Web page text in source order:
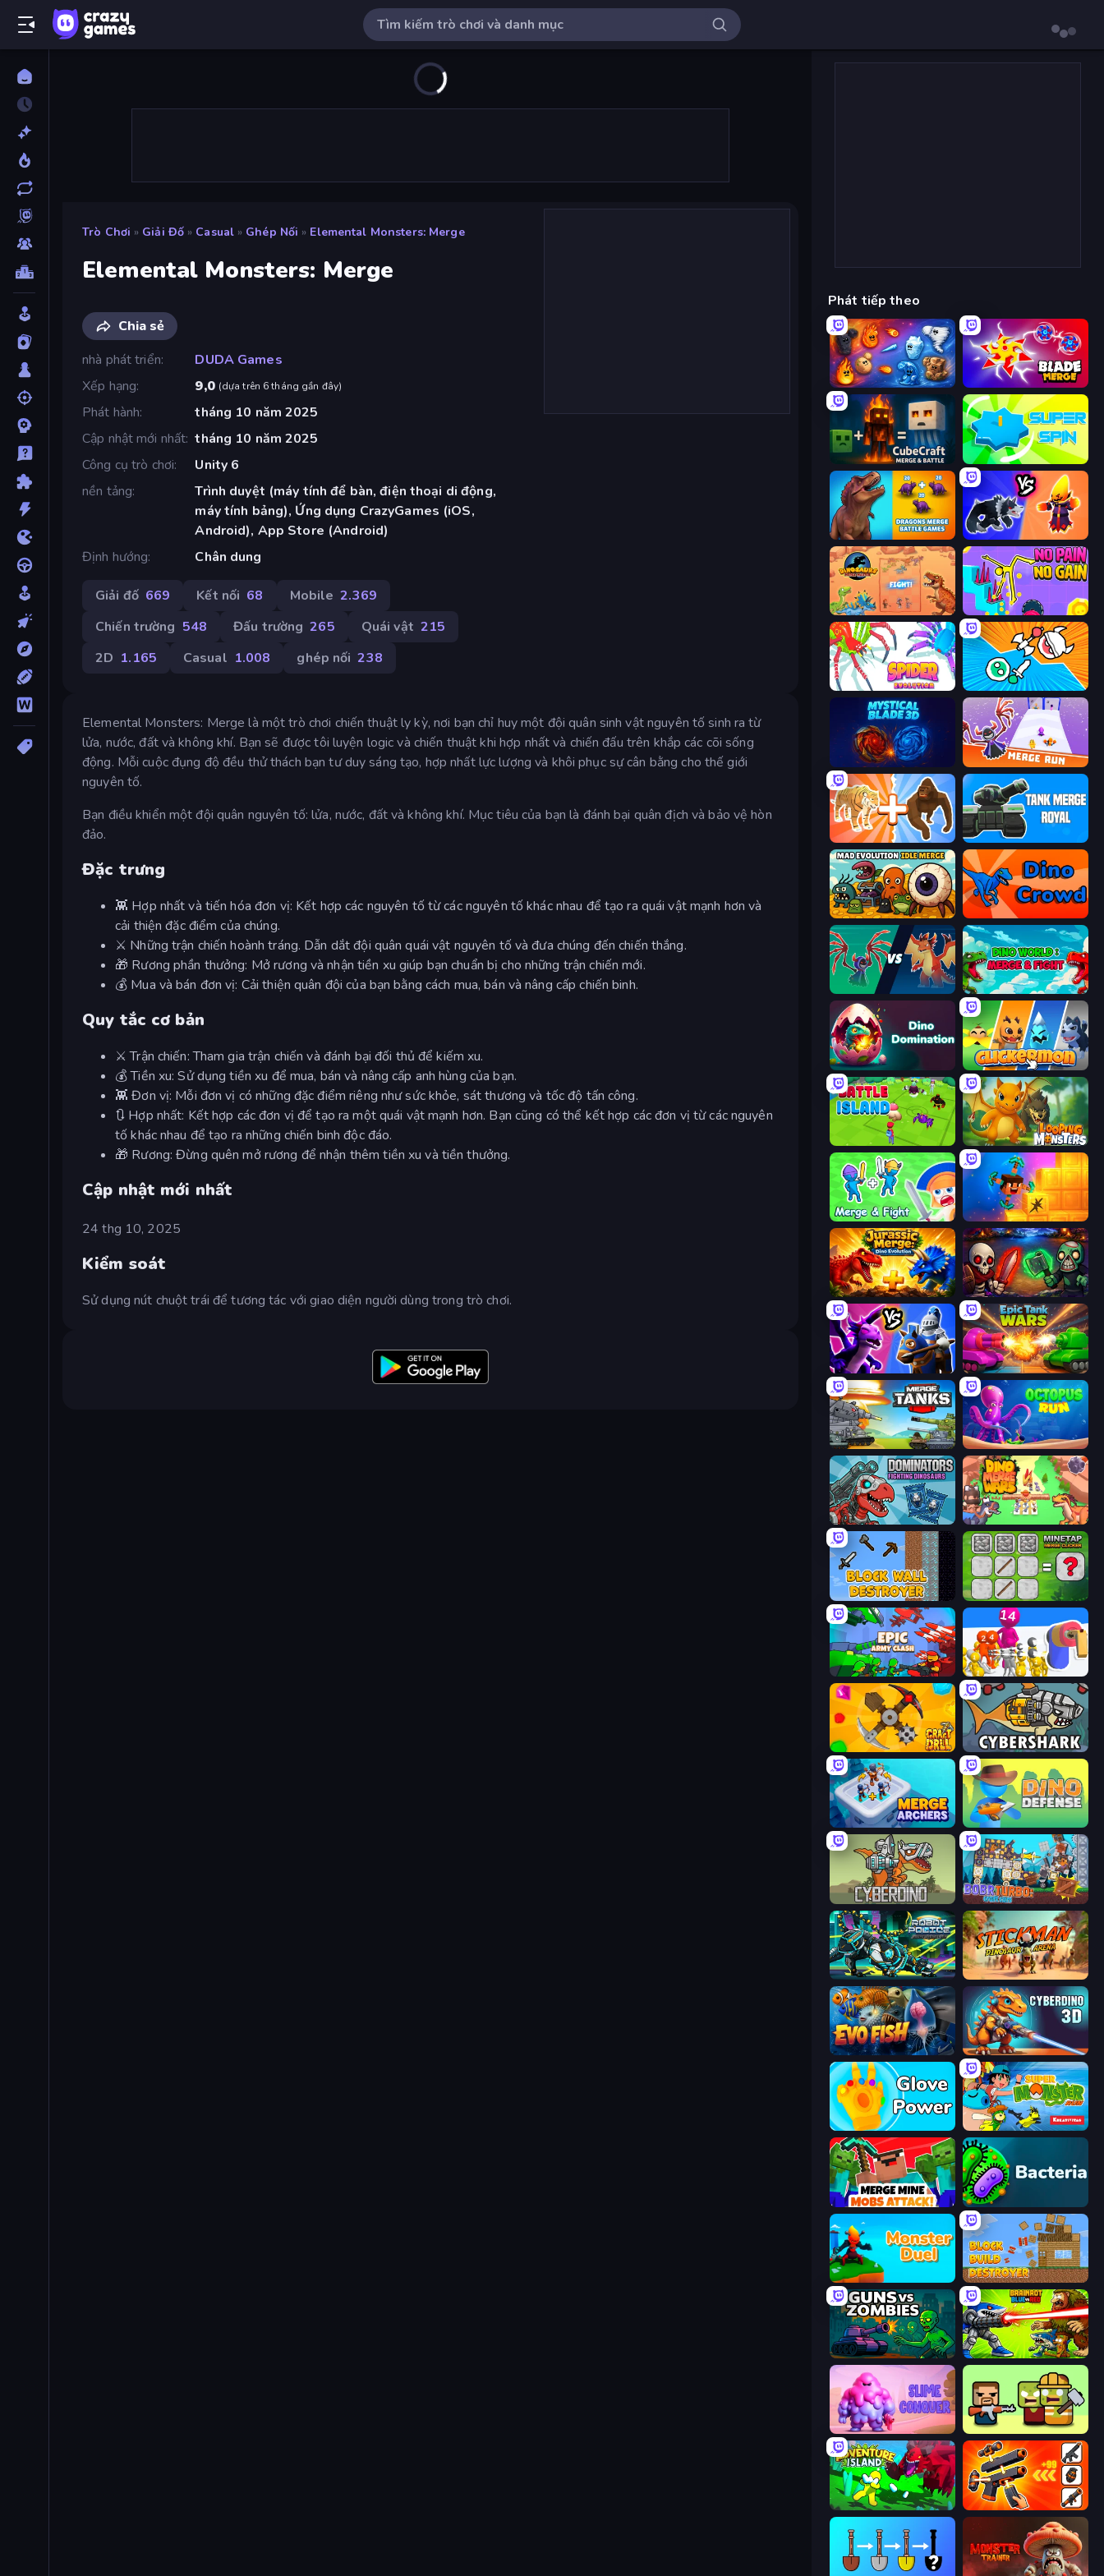
Trò Chơi » Giải Đố » Casual » Ghép Nối » Elemental Monsters: Merge
Elemental Monsters: Merge
Chia sẻ
nhà phát triển
DUDA Games
Xếp hạng
9,0 (dựa trên 6 tháng gần đây)
Phát hành
tháng 10 năm 2025
Cập nhật mới nhất tháng 10 năm 2025
Công cụ trò chơi
Unity 6
nền tảng
Trình duyệt (máy tính để bàn, điện thoại di động,
máy tính bảng), Ứng dụng CrazyGames (iOS,
Android), App Store (Android)
Định hướng
Chân dung
Giải đố 669 Kết nối 68 Mobile 2.369
Chiến trường 548 Đấu trường 265 Quái vật 215
2D 1.165 Casual 1.008 ghép nối 238
Elemental Monsters: Merge là một trò chơi chiến thuật ly kỳ, nơi bạn chỉ huy một đội quân sinh vật nguyên tố sinh ra từ
lửa, nước, đất và không khí. Bạn sẽ được tôi luyện logic và chiến thuật khi hợp nhất và chiến đấu trên khắp các cõi sống
động. Mỗi cuộc đụng độ đều thử thách bạn tư duy sáng tạo, hợp nhất lực lượng và khôi phục sự cân bằng cho thế giới
nguyên tố.
Bạn điều khiển một đội quân nguyên tố: lửa, nước, đất và không khí. Mục tiêu của bạn là đánh bại quân địch và bảo vệ hòn
đảo.
Đặc trưng
👾 Hợp nhất và tiến hóa đơn vị: Kết hợp các nguyên tố từ các nguyên tố khác nhau để tạo ra quái vật mạnh hơn và
cải thiện đặc điểm của chúng.
⚔️ Những trận chiến hoành tráng. Dẫn dắt đội quân quái vật nguyên tố và đưa chúng đến chiến thắng.
🎁 Rương phần thưởng: Mở rương và nhận tiền xu giúp bạn chuẩn bị cho những trận chiến mới.
💰 Mua và bán đơn vị: Cải thiện quân đội của bạn bằng cách mua, bán và nâng cấp chiến binh.
Quy tắc cơ bản
⚔️ Trận chiến: Tham gia trận chiến và đánh bại đối thủ để kiếm xu.
💰 Tiền xu: Sử dụng tiền xu để mua, bán và nâng cấp anh hùng của bạn.
👾 Đơn vị: Mỗi đơn vị có những đặc điểm riêng như sức khỏe, sát thương và tốc độ tấn công.
🔃 Hợp nhất: Kết hợp các đơn vị để tạo ra một quái vật mạnh hơn. Bạn cũng có thể kết hợp các đơn vị từ các nguyên
tố khác nhau để tạo ra những chiến binh độc đáo.
🎁 Rương: Đừng quên mở rương để nhận thêm tiền xu và tiền thưởng.
Cập nhật mới nhất
24 thg 10, 2025
Kiểm soát
Sử dụng nút chuột trái để tương tác với giao diện người dùng trong trò chơi.
Phát tiếp theo
Elemental Merge Blade Merge
CubeCraft: Merge & Battle Super Spin
Dragons Merge: Battle Games Merge Battle Tactics
Dinosaurs Merge Master No Pain No Gain - Ragdoll Sandbox
Spider Evolution: Runner Game Merge Knights!
Mystical Blade Merge Run
Animal DNA Run Tank Merge Royal
Mad Evolution: Idle Merge Dino Crowd
Monster Battle Dino World: Merge & Fight
Dino Domination Clickermon
Battle Island Looping Monsters
Merge and Fight Merge & Dig!
Jurassic Merge: Dino Evolution Monster Merge
Merge! Dragons vs Knights Tanks Merge
Merge Master Tanks: Tank Wars OctopusRun
Dominators: Fighting Dinosaurs Dino Merge Wars
Block Wall Destroyer MineTap Merge Clicker
Epic Army Clash Shot Blaster
Craft Drill CyberShark
Merge Archers Dino Defense
Bobr Turbo: Craft Cars
Robot Police Iron Panther Stickman: Dinosaur Arena
Evo Fish CyberDino 3D
Glove Power Super Monster Run
Merge Mine: Mobs Attack! Bacteria
Monster Duel Block Build Destroyer
Guns vs Zombies Brainrot Blue Vs Red
Slime Conquer: Epic Battles Zombie Horde: Build & Survive
Adventure Island 2D Pew Pew Dose